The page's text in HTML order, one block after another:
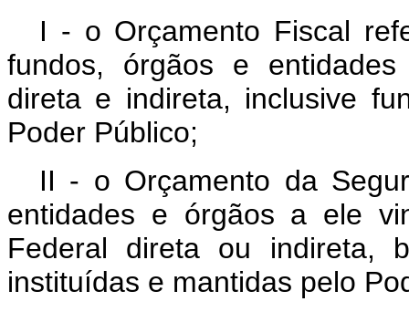
I - o Orçamento Fiscal
fundos, órgãos e
direta e indireta, inclusive
Poder Público;
II - o Orçamento da
entidades e órgãos a ele
Federal direta ou indireta,
instituídas e mantidas pelo